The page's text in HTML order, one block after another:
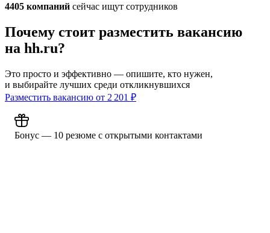
4405 компаний сейчас ищут сотрудников
Почему стоит разместить вакансию
на hh.ru?
Это просто и эффективно — опишите, кто нужен,
и выбирайте лучших среди откликнувшихся
Разместить вакансию от 2 201 ₽
Бонус — 10 резюме с открытыми контактами